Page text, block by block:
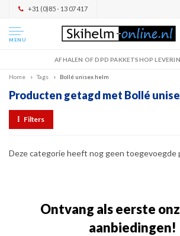
+31 (0)85 - 13 07 417
MENU
AFHALEN OF DPD PAKKETSHOP
Home Tags Bollé unisex helm
Producten getagd met Bollé
Filters
Deze categorie heeft nog geen toegevoegde
Ontvang als eerste
aanbiedingen!